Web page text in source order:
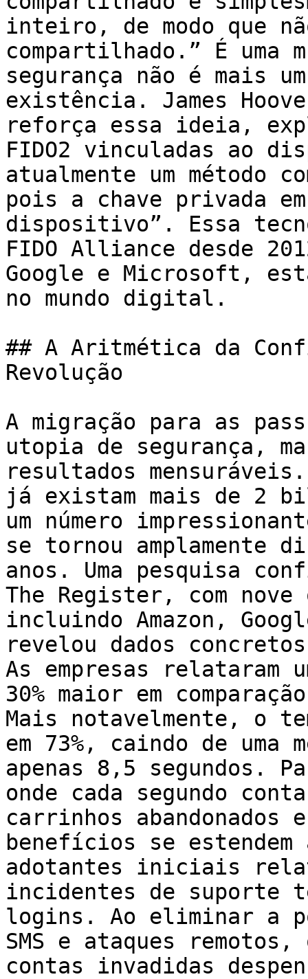
inteiro, de modo que
compartilhado.” É uma
segurança não é mais
existência. James
reforça essa ideia,
FIDO2 vinculadas ao
atualmente um método
pois a chave privada
dispositivo”. Essa
FIDO Alliance desde
Google e Microsoft,
no mundo digital.
## A Aritmética da
Revolução
A migração para as
utopia de segurança,
resultados
já existam mais de 2
um número
se tornou amplamente
anos. Uma pesquisa
The Register, com
incluindo Amazon,
revelou dados
As empresas relataram
30% maior em
Mais notavelmente, o
em 73%, caindo de uma
apenas 8,5 segundos.
onde cada segundo
carrinhos abandonados
benefícios se
adotantes iniciais
incidentes de suporte
logins. Ao eliminar a
SMS e ataques
contas invadidas